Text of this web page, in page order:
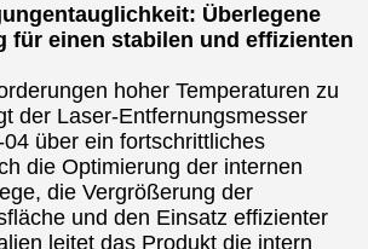
Überlegene
für einen stabilen und effizienten
hoher Temperaturen zu
der Laser-Entfernungsmesser
über ein fortschrittliches
die Optimierung der internen
die Vergrößerung der
und den Einsatz effizienter
leitet das Produkt die intern